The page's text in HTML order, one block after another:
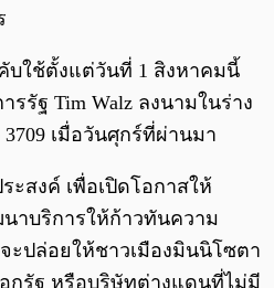
ใช้ตั้งแต่วันที่ 1 สิงหาคมนี้
รรัฐ Tim Walz ลงนามในร่าง
3709 เมื่อวันศุกร์ที่ผ่านมา
ะสงค์ เพื่อเปิดโอกาสให้
าบริการให้ก้าวทันความ
ะปล่อยให้ชาวเมืองมินนิโซตา
กรัฐ หรือบริษัทต่างแดนที่ไม่มี